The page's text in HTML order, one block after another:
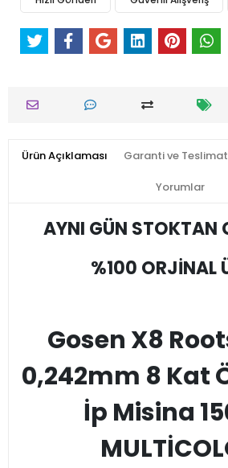
Ürün Açıklaması Garanti ve Teslimat
Yorumlar
AYNI GÜN STOKTAN
%100 ORJİNAL
Gosen X8
0,242mm 8 Kat
İp Misina